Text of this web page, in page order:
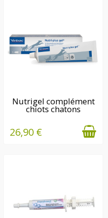
EN STOCK
Nutrigel complément
chiots chatons
26,90 €